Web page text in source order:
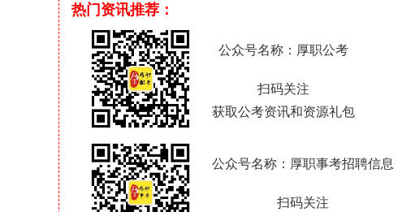
热门资讯推荐：
公众号名称：厚职公考
扫码关注
获取公考资讯和资源礼包
公众号名称：厚职事考招聘信息
扫码关注